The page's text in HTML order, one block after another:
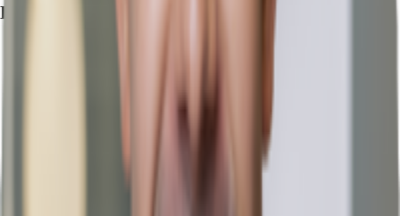
Exposé herunterladen